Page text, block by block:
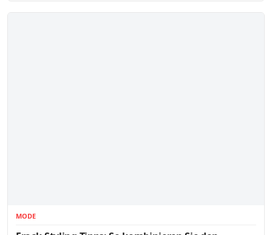
MODE